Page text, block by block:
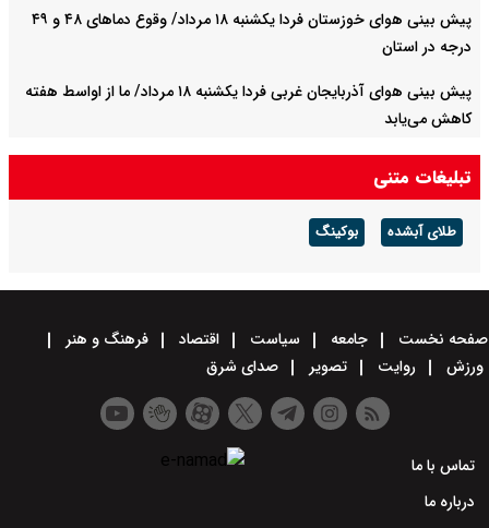
پیش بینی هوای خوزستان فردا یکشنبه ۱۸ مرداد/ وقوع دما‌های ۴۸ و ۴۹
درجه در استان
پیش بینی هوای آذربایجان غربی فردا یکشنبه ۱۸ مرداد/ ما از اواسط هفته
کاهش می‌یابد
ارتفاعات
فولاد مبارکه در سال سخت ۱۴۰۴ رکورد تاریخی تولید را شکست
تبلیغات متنی
طلای آبشده بوکینگ
صفحه نخست جامعه سیاست اقتصاد
فرهنگ و هنر
ورزش
روایت تصویر صدای شرق
تماس با ما
درباره ما